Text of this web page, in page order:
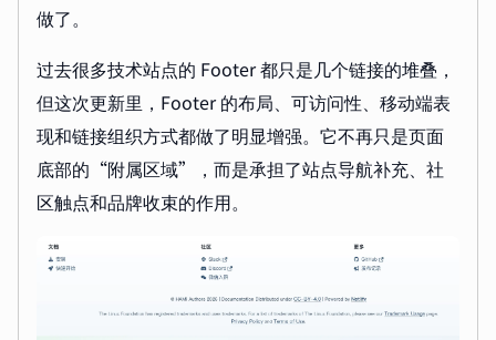
做了。
过去很多技术站点的 Footer 都只是几个链接的堆叠，
但这次更新里，Footer 的布局、可访问性、移动端表
现和链接组织方式都做了明显增强。它不再只是页面
底部的“附属区域”，而是承担了站点导航补充、社
区触点和品牌收束的作用。